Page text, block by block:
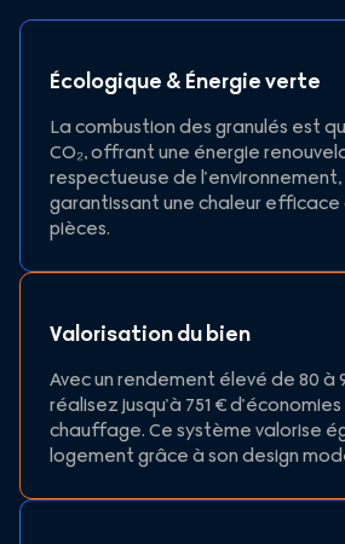
Écologique & Énergie verte
La combustion des granulés est
CO₂, offrant une énergie
respectueuse de
garantissant une chaleur
pièces.
Valorisation du bien
Avec un rendement élevé de 80 à
réalisez jusqu’à 751 €
chauffage. Ce système valorise
logement grâce à son design